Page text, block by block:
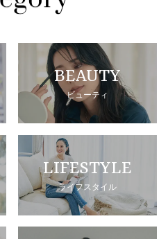
BEAUTY
ビューティ
LIFESTYLE
ライフスタイル